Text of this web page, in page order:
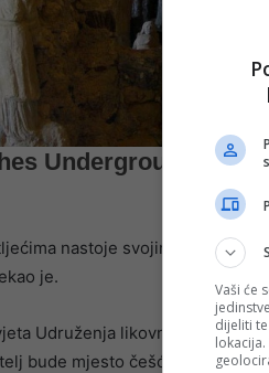
nastoje svojim djelima
je.
Udruženja likovnih
bude mjesto češćeg
Vaši će
dijeliti